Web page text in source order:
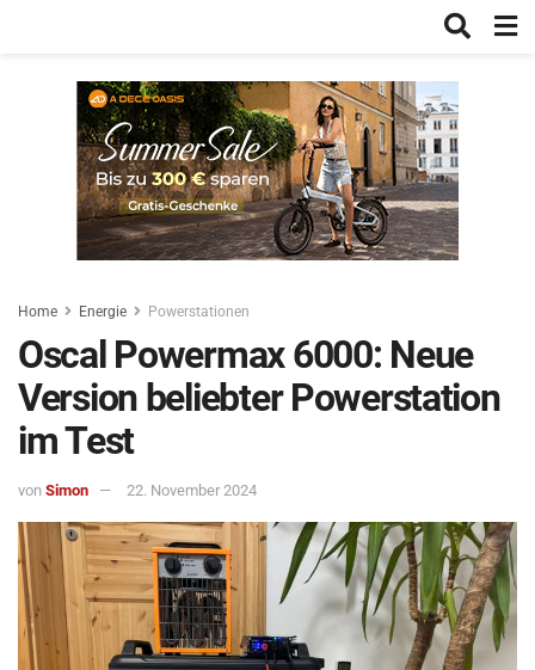
Home Energie Powerstationen
Oscal Powermax 6000: Neue
Version beliebter Powerstation
im Test
von Simon 22. November 2024